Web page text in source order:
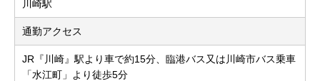
川崎駅
通勤アクセス
JR『川崎』駅より車で約15分、臨港バス又は川崎市バス乗車
「水江町」より徒歩5分